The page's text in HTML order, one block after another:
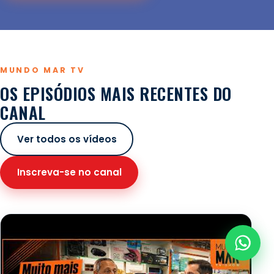
MUNDO MAR TV
OS EPISÓDIOS MAIS RECENTES DO
CANAL
Ver todos os vídeos
Inscreva-se no canal